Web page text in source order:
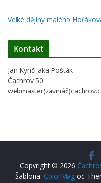
Velké dějiny malého
Kontakt
Jan Kynčl aka Pošták
Čachrov 50
Copyright © 2026
Šablona: ColorMagod